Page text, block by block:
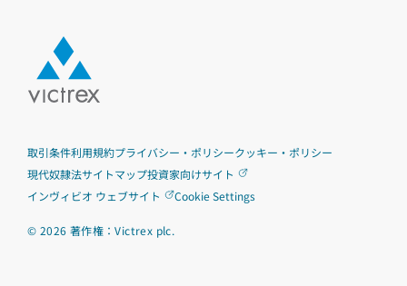
取引条件利用規約プライバシー・ポリシークッキー・ポリシー
現代奴隷法サイトマップ投資家向けサイト
インヴィビオ ウェブサイト
Cookie Settings
© 2026 著作権：Victrex plc.